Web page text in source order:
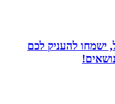
להעניק לכם